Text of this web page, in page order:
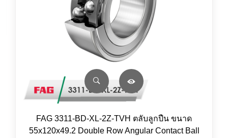
FAG 3311-BD-XL-2Z-TVH ตลับลูกปืน ขนาด
55x120x49.2 Double Row Angular Contact Ball